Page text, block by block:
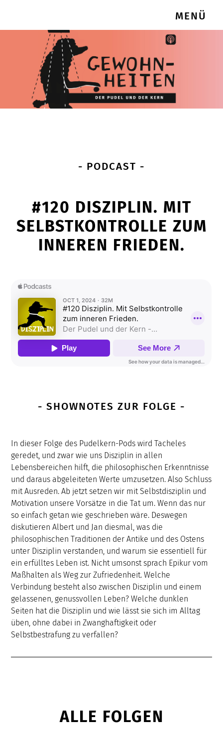
MENÜ
- PODCAST -
#120 DISZIPLIN. MIT
SELBSTKONTROLLE ZUM
INNEREN FRIEDEN.
- SHOWNOTES ZUR FOLGE -
In dieser Folge des Pudelkern-Pods wird Tacheles
geredet, und zwar wie uns Disziplin in allen
Lebensbereichen hilft, die philosophischen Erkenntnisse
und daraus abgeleiteten Werte umzusetzen. Also Schluss
mit Ausreden. Ab jetzt setzen wir mit Selbstdisziplin und
Motivation unsere Vorsätze in die Tat um. Wenn das nur
so einfach getan wie geschrieben wäre. Deswegen
diskutieren Albert und Jan diesmal, was die
philosophischen Traditionen der Antike und des Ostens
unter Disziplin verstanden, und warum sie essentiell für
ein erfülltes Leben ist. Nicht umsonst sprach Epikur vom
Maßhalten als Weg zur Zufriedenheit. Welche
Verbindung besteht also zwischen Disziplin und einem
gelassenen, genussvollen Leben? Welche dunklen
Seiten hat die Disziplin und wie lässt sie sich im Alltag
üben, ohne dabei in Zwanghaftigkeit oder
Selbstbestrafung zu verfallen?
ALLE FOLGEN